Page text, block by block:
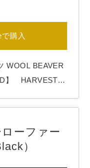
購入
WOOL BEAVER
Pants」 ボリ
フロントにタ
ーファー
）